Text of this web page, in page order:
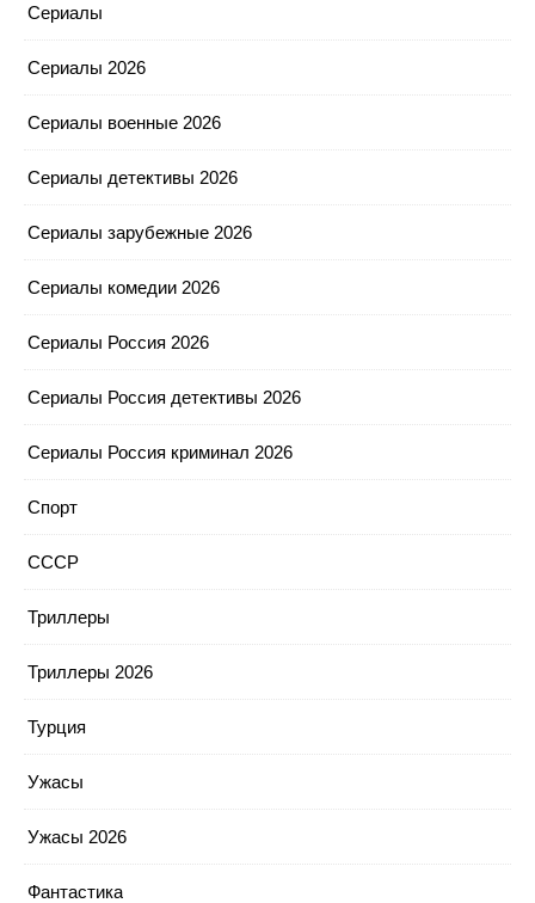
Сериалы
Сериалы 2026
Сериалы военные 2026
Сериалы детективы 2026
Сериалы зарубежные 2026
Сериалы комедии 2026
Сериалы Россия 2026
Сериалы Россия детективы 2026
Сериалы Россия криминал 2026
Спорт
СССР
Триллеры
Триллеры 2026
Турция
Ужасы
Ужасы 2026
Фантастика